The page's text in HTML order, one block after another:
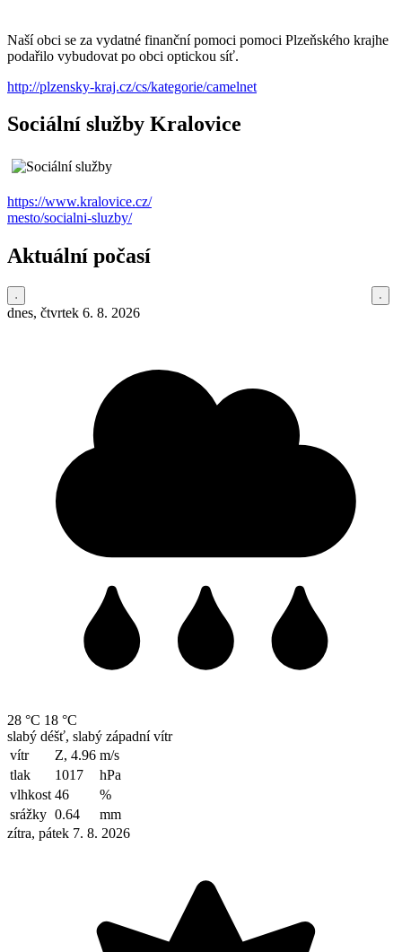
Naší obci se za vydatné finanční pomoci pomoci Plzeňského krajhe
podařilo vybudovat po obci optickou síť.
http://plzensky-kraj.cz/cs/kategorie/camelnet
Sociální služby Kralovice
https://www.kralovice.cz/
mesto/socialni-sluzby/
Aktuální počasí
dnes, čtvrtek 6. 8. 2026
28 °C 18 °C
slabý déšť, slabý západní vítr
vítr
Z, 4.96 m/s
tlak
1017
hPa
vlhkost 46
%
srážky 0.64
mm
zítra, pátek 7. 8. 2026